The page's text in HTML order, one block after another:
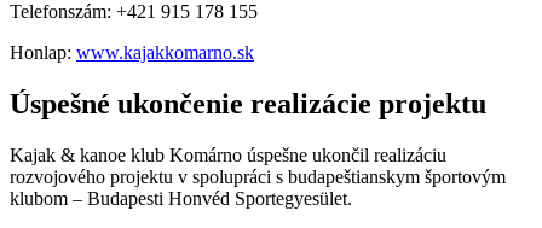
Telefonszám: +421 915 178 155
Honlap: www.kajakkomarno.sk
Úspešné ukončenie realizácie projektu
Kajak & kanoe klub Komárno úspešne ukončil realizáciu
rozvojového projektu v spolupráci s budapeštianskym športovým
klubom – Budapesti Honvéd Sportegyesület.